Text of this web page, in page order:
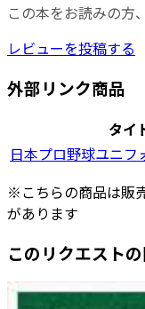
この本をお読みの方
レビューを投稿する
外部リンク商品
タイ
日本プロ野球ユニ
※こちらの商品は販
があります
このリクエスト